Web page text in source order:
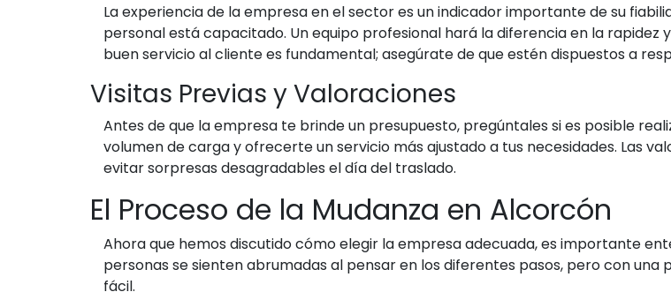
La experiencia de la empresa en el sector es un indicador importante de su
personal está capacitado. Un equipo profesional hará la diferencia en la rapidez
buen servicio al cliente es fundamental; asegúrate de que estén dispuestos a
Visitas Previas y Valoraciones
Antes de que la empresa te brinde un presupuesto, pregúntales si es posible
volumen de carga y ofrecerte un servicio más ajustado a tus necesidades. Las
evitar sorpresas desagradables el día del traslado.
El Proceso de la Mudanza en Alcorcón
Ahora que hemos discutido cómo elegir la empresa adecuada, es importante
personas se sienten abrumadas al pensar en los diferentes pasos, pero con
fácil.